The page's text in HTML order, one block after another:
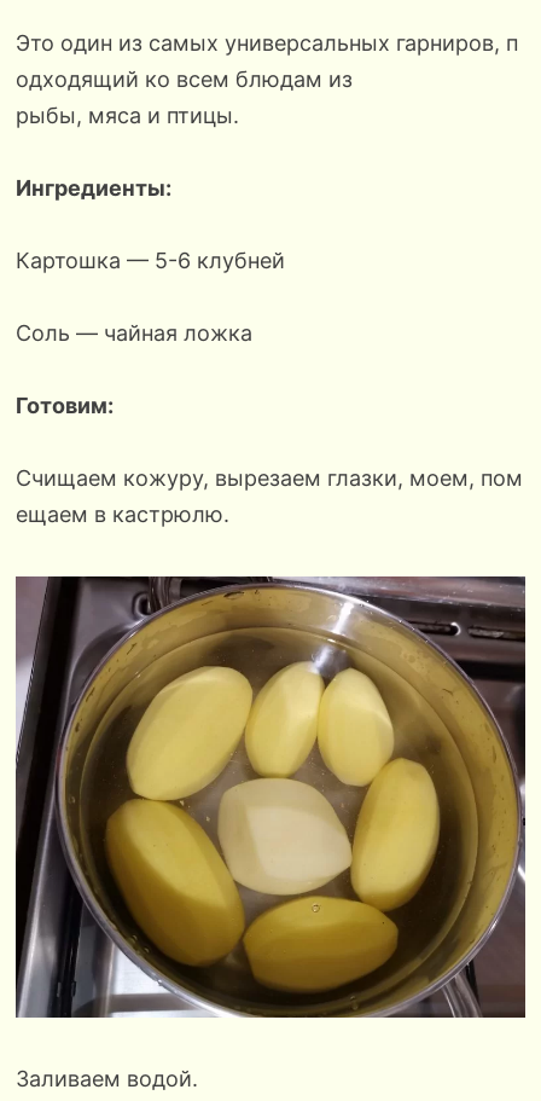
Это один из самых универсальных гарниров, п
одходящий ко всем блюдам из
рыбы, мяса и птицы.
Ингредиенты:
Картошка — 5-6 клубней
Соль — чайная ложка
Готовим:
Счищаем кожуру, вырезаем глазки, моем, пом
ещаем в кастрюлю.
Заливаем водой.